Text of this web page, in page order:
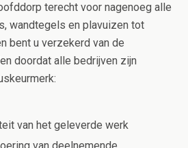
terecht voor nagenoeg alle
wandtegels en plavuizen tot
bent u verzekerd van de
doordat alle bedrijven zijn
van het geleverde werk